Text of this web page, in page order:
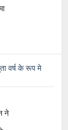
वर्ष के रूप मे
ने